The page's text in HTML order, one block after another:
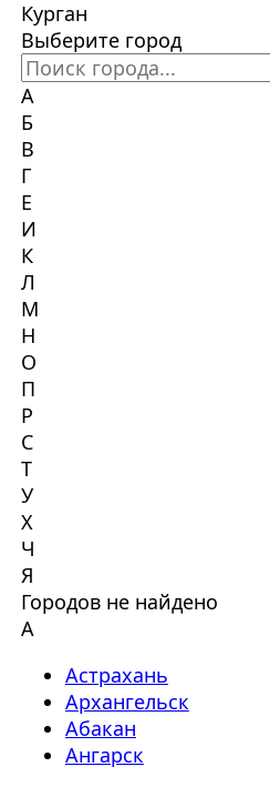
Курган
Выберите город
А
Б
В
Г
Е
И
К
Л
М
Н
О
П
Р
С
Т
У
Х
Ч
Я
Городов не найдено
А
Астрахань
Архангельск
Абакан
Ангарск